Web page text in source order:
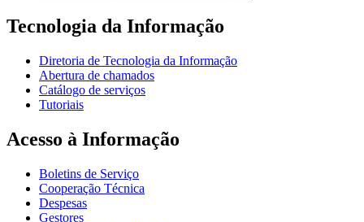
Tecnologia da Informação
Diretoria de Tecnologia da Informação
Abertura de chamados
Catálogo de serviços
Tutoriais
Acesso à Informação
Boletins de Serviço
Cooperação Técnica
Despesas
Gestores